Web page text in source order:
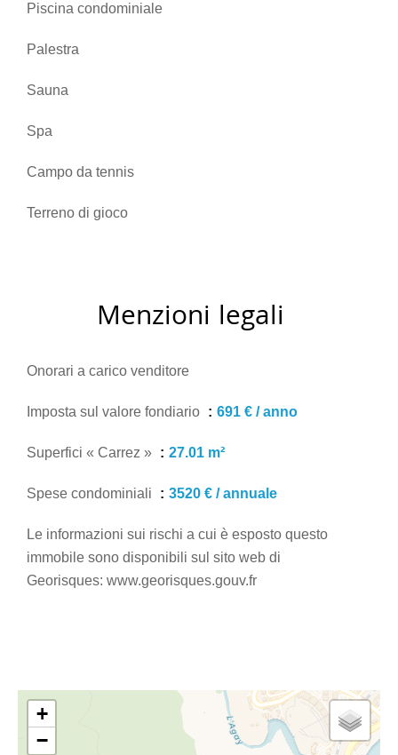
Piscina condominiale
Palestra
Sauna
Spa
Campo da tennis
Terreno di gioco
Menzioni legali
Onorari a carico venditore
Imposta sul valore fondiario 691 € / anno
Superfici « Carrez » 27.01 m²
Spese condominiali 3520 € / annuale
Le informazioni sui rischi a cui è esposto questo
immobile sono disponibili sul sito web di
Georisques: www.georisques.gouv.fr
+
−